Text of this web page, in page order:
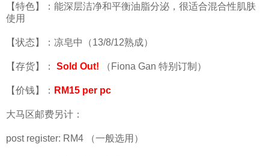
【特色】：能深层洁净和平衡油脂分泌，很适合混合性肌肤
使用
【状态】：凉皂中（13/8/12熟成）
【存货】： Sold Out! （Fiona Gan 特别订制）
【价钱】： RM15 per pc
大马区邮费另计：
post register: RM4 （一般选用）